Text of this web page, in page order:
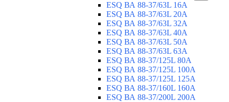
ESQ ВА 88-37/63L 16A
ESQ ВА 88-37/63L 20A
ESQ ВА 88-37/63L 32A
ESQ ВА 88-37/63L 40A
ESQ ВА 88-37/63L 50A
ESQ ВА 88-37/63L 63A
ESQ ВА 88-37/125L 80A
ESQ ВА 88-37/125L 100A
ESQ ВА 88-37/125L 125A
ESQ ВА 88-37/160L 160A
ESQ ВА 88-37/200L 200A